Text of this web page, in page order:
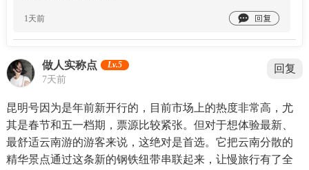
1天前 
做人实称点 Lv.5
7天前
回复
昆明号因为是年前新开行的，目前市场上的热度非常高，尤
其是春节和五一档期，票源比较紧张。但对于想体验最新、
最舒适云南游的游客来说，这绝对是首选。它把云南分散的
精华景点通过这条新的钢铁纽带串联起来，让慢旅行有了全